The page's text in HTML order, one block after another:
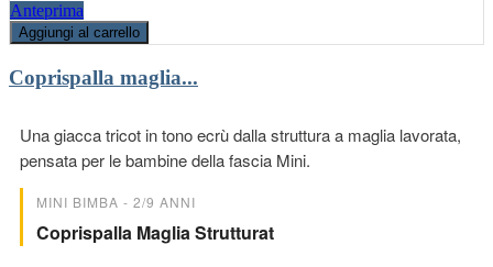
Anteprima
Aggiungi al carrello
Coprispalla maglia...
Una giacca tricot in tono ecrù dalla struttura a maglia lavorata,
pensata per le bambine della fascia Mini.
MINI BIMBA - 2/9 ANNI
Coprispalla Maglia Strutturat